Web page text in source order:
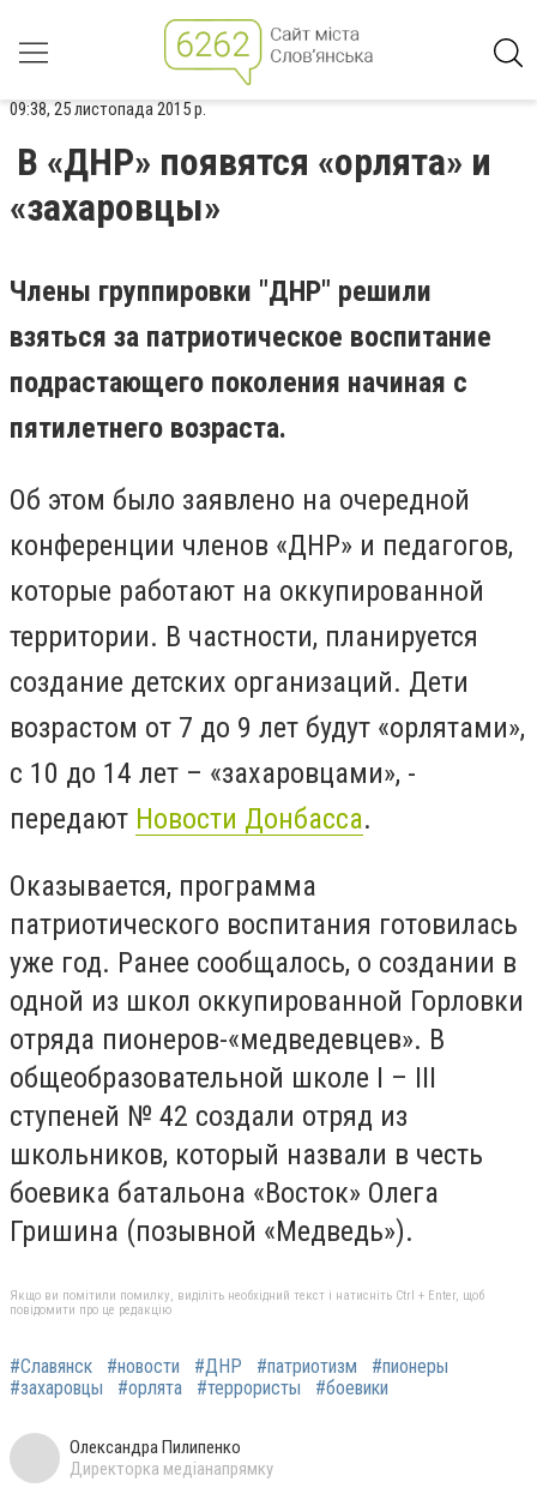
09:38, 25 листопада 2015 р.
В «ДНР» появятся «орлята» и
«захаровцы»
Члены группировки "ДНР" решили
взяться за патриотическое воспитание
подрастающего поколения начиная с
пятилетнего возраста.
Об этом было заявлено на очередной
конференции членов «ДНР» и педагогов,
которые работают на оккупированной
территории. В частности, планируется
создание детских организаций. Дети
возрастом от 7 до 9 лет будут «орлятами»,
с 10 до 14 лет – «захаровцами», -
передают Новости Донбасса.
Оказывается, программа
патриотического воспитания готовилась
уже год. Ранее сообщалось, о создании в
одной из школ оккупированной Горловки
отряда пионеров-«медведевцев». В
общеобразовательной школе I – III
ступеней № 42 создали отряд из
школьников, который назвали в честь
боевика батальона «Восток» Олега
Гришина (позывной «Медведь»).
Якщо ви помітили помилку, виділіть необхідний текст і натисніть Ctrl + Enter, щоб
повідомити про це редакцію
#Славянск #новости #ДНР #патриотизм
#пионеры
#захаровцы
#орлята #террористы #боевики
Олександра Пилипенко
Директорка медіанапрямку